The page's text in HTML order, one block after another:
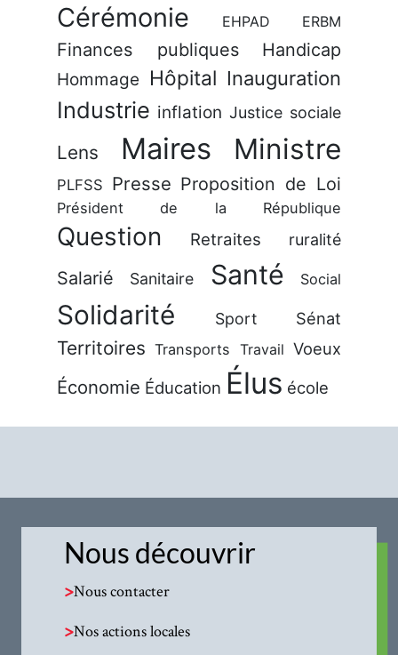
Cérémonie EHPAD ERBM
Finances publiques Handicap
Hommage Hôpital Inauguration
Industrie inflation Justice sociale
Lens Maires Ministre
PLFSS Presse Proposition de Loi
Président de la République
Question Retraites ruralité
Salarié Sanitaire Santé Social
Solidarité Sport Sénat
Territoires Transports Travail Voeux
Économie Éducation Élus école
Nous découvrir
>Nous contacter
>Nos actions locales